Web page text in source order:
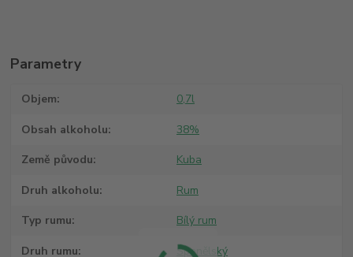
Parametry
Objem 0,7l
Obsah alkoholu 38%
Země původu Kuba
Druh alkoholu Rum
Typ rumu Bílý rum
Druh rumu Španělský